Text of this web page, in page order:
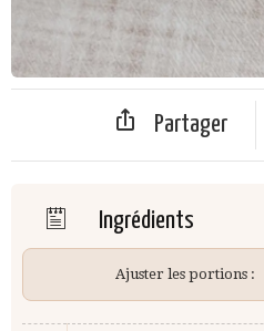
Partager
Ingrédients
Ajuster les portions :